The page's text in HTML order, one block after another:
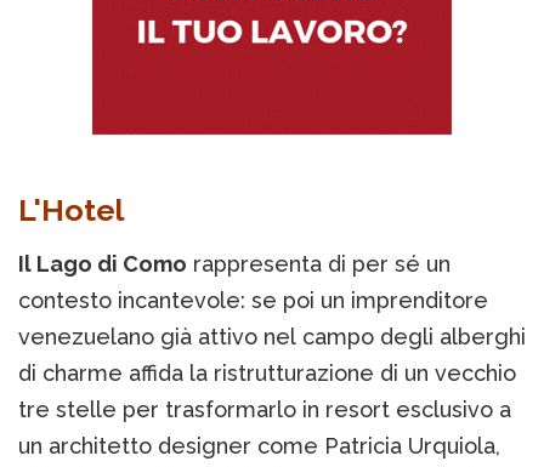
L'Hotel
Il Lago di Como rappresenta di per sé un
contesto incantevole: se poi un imprenditore
venezuelano già attivo nel campo degli alberghi
di charme affida la ristrutturazione di un vecchio
tre stelle per trasformarlo in resort esclusivo a
un architetto designer come Patricia Urquiola,